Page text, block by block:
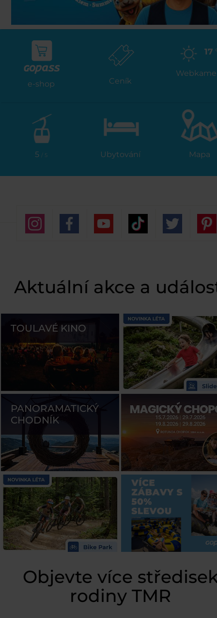
e-shop Ceník
17
5 / 5 Ubytování Mapa
Aktuální akce a
TOULAVÉ KINO
PANORAMATICKÝ
CHODNÍK
Objevte více
rodiny TMR